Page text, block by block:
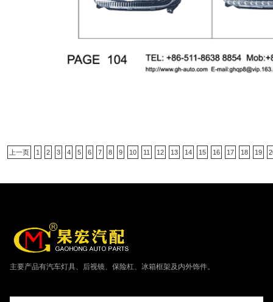
上一页 1 2 3 4 5 6 7 8 9 10 11 12 13 14 15 16 17 18 19
主要产品有汽车灯具、后视镜、保险杠、冰箱框架及内外饰件。